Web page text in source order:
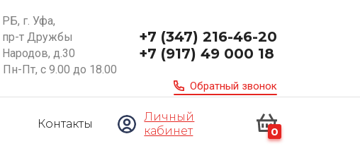
РБ, г. Уфа,
пр-т Дружбы
Народов, д.30
Пн-Пт, с 9.00 до 18.00
+7 (347) 216-46-20
+7 (917) 49 000 18
Обратный звонок
Контакты
Личный
кабинет
0